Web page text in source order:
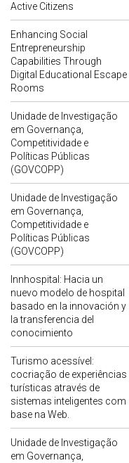
Active Citizens
Enhancing Social
Entrepreneurship
Capabilities Through
Digital Educational Escape
Rooms
Unidade de Investigação
em Governança,
Competitividade e
Políticas Públicas
(GOVCOPP)
Unidade de Investigação
em Governança,
Competitividade e
Políticas Públicas
(GOVCOPP)
Innhospital: Hacia un
nuevo modelo de hospital
basado en la innovación y
la transferencia del
conocimiento
Turismo acessível:
cocriação de experiências
turísticas através de
sistemas inteligentes com
base na Web.
Unidade de Investigação
em Governança,